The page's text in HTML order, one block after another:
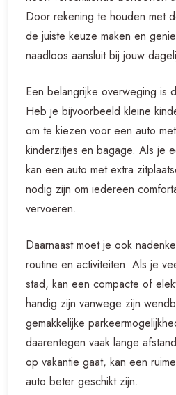
Door rekening te houden met
de juiste keuze maken en
naadloos aansluit bij jouw
Een belangrijke overweging is
Heb je bijvoorbeeld kleine
om te kiezen voor een auto
kinderzitjes en bagage. Als je
kan een auto met extra
nodig zijn om iedereen
vervoeren.
Daarnaast moet je ook
routine en activiteiten. Als je
stad, kan een compacte of
handig zijn vanwege zijn
gemakkelijke
daarentegen vaak lange
op vakantie gaat, kan een
auto beter geschikt zijn.